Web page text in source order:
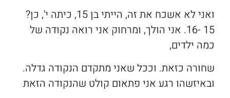
ואני לא אשכח את זה, הייתי בן 15, כיתה י', כן?
15 -16. אני הולך, ומרחוק אני רואה נקודה של
כמה ילדים,
שחורה כזאת. וככל שאני מתקדם הנקודה גדלה.
ובאיזשהו רגע אני פתאום קולט שהנקודה הזאת